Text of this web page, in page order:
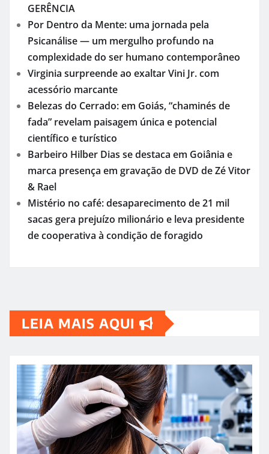
GERÊNCIA
Por Dentro da Mente: uma jornada pela
Psicanálise — um mergulho profundo na
complexidade do ser humano contemporâneo
Virginia surpreende ao exaltar Vini Jr. com
acessório marcante
Belezas do Cerrado: em Goiás, “chaminés de
fada” revelam paisagem única e potencial
científico e turístico
Barbeiro Hilber Dias se destaca em Goiânia e
marca presença em gravação de DVD de Zé Vitor
& Rael
Mistério no café: desaparecimento de 21 mil
sacas gera prejuízo milionário e leva presidente
de cooperativa à condição de foragido
LEIA MAIS AQUI